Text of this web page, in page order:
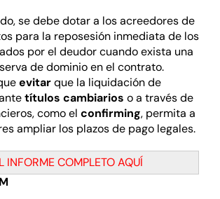
se debe dotar a los acreedores de
para la reposesión inmediata de los
por el deudor cuando exista una
de dominio en el contrato.
evitarque la liquidación de
títulos cambiarios o a través de
como el confirming, permita a
ampliar los plazos de pago legales.
INFORME COMPLETO AQUÍ